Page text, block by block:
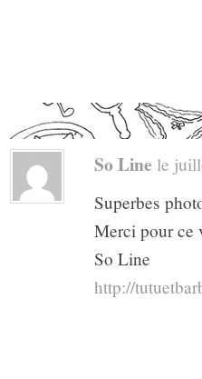
So Line le
Superbes
Merci pour
So Line
http://